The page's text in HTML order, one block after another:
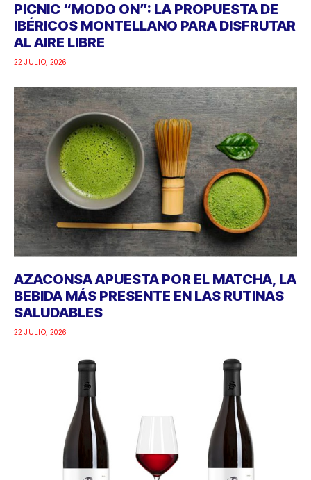
PICNIC “MODO ON”: LA PROPUESTA DE
IBÉRICOS MONTELLANO PARA DISFRUTAR
AL AIRE LIBRE
22 JULIO, 2026
AZACONSA APUESTA POR EL MATCHA, LA
BEBIDA MÁS PRESENTE EN LAS RUTINAS
SALUDABLES
22 JULIO, 2026